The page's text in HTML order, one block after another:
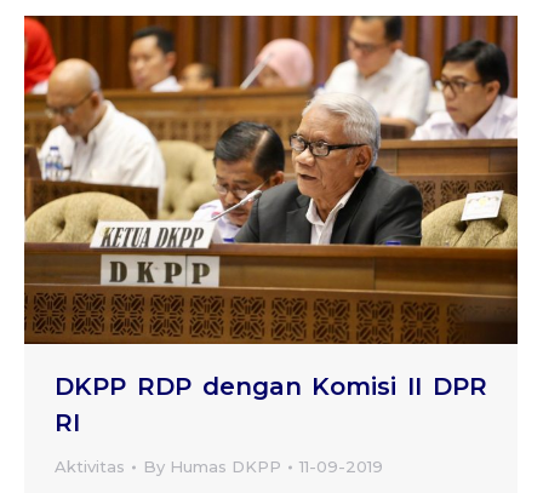
DKPP RDP dengan Komisi II DPR
RI
Aktivitas By Humas DKPP 11-09-2019